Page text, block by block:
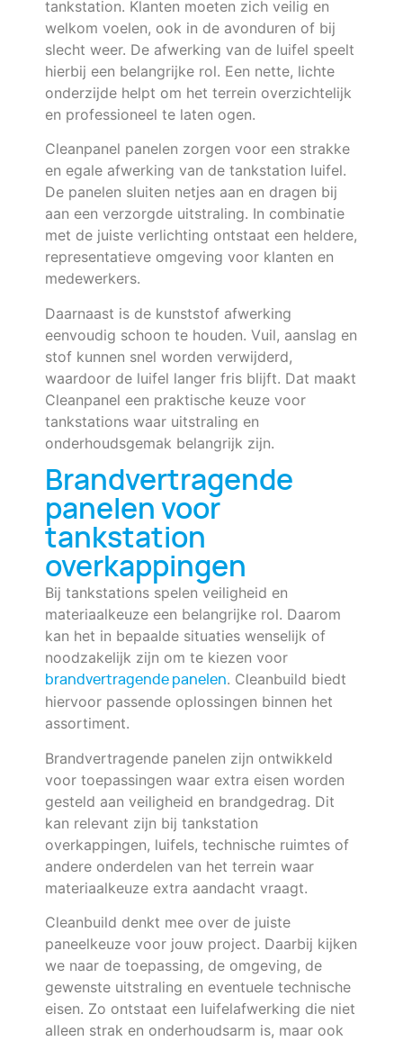
tankstation. Klanten moeten zich veilig en
welkom voelen, ook in de avonduren of bij
slecht weer. De afwerking van de luifel speelt
hierbij een belangrijke rol. Een nette, lichte
onderzijde helpt om het terrein overzichtelijk
en professioneel te laten ogen.
Cleanpanel panelen zorgen voor een strakke
en egale afwerking van de tankstation luifel.
De panelen sluiten netjes aan en dragen bij
aan een verzorgde uitstraling. In combinatie
met de juiste verlichting ontstaat een heldere,
representatieve omgeving voor klanten en
medewerkers.
Daarnaast is de kunststof afwerking
eenvoudig schoon te houden. Vuil, aanslag en
stof kunnen snel worden verwijderd,
waardoor de luifel langer fris blijft. Dat maakt
Cleanpanel een praktische keuze voor
tankstations waar uitstraling en
onderhoudsgemak belangrijk zijn.
Brandvertragende
panelen voor
tankstation
overkappingen
Bij tankstations spelen veiligheid en
materiaalkeuze een belangrijke rol. Daarom
kan het in bepaalde situaties wenselijk of
noodzakelijk zijn om te kiezen voor
brandvertragende panelen. Cleanbuild biedt
hiervoor passende oplossingen binnen het
assortiment.
Brandvertragende panelen zijn ontwikkeld
voor toepassingen waar extra eisen worden
gesteld aan veiligheid en brandgedrag. Dit
kan relevant zijn bij tankstation
overkappingen, luifels, technische ruimtes of
andere onderdelen van het terrein waar
materiaalkeuze extra aandacht vraagt.
Cleanbuild denkt mee over de juiste
paneelkeuze voor jouw project. Daarbij kijken
we naar de toepassing, de omgeving, de
gewenste uitstraling en eventuele technische
eisen. Zo ontstaat een luifelafwerking die niet
alleen strak en onderhoudsarm is, maar ook